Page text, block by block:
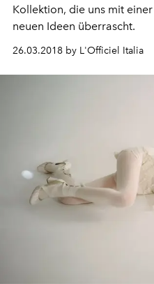
Kollektion, die uns mit
neuen Ideen überrascht.
26.03.2018 by L'Officiel Italia